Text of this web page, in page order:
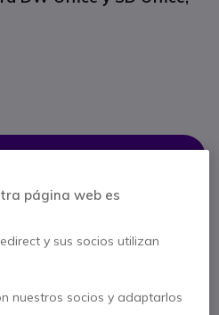
EN 4 H
página web es
y sus socios utilizan
nuestros socios y adaptarlos